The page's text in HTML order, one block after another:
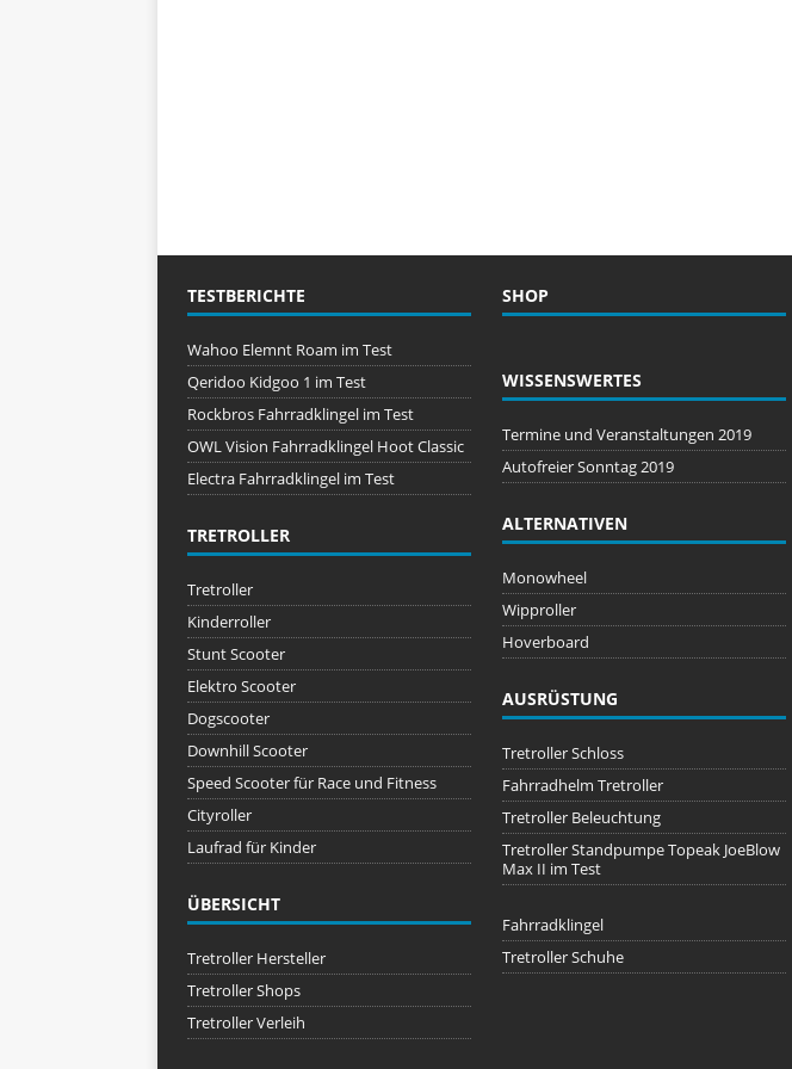
TESTBERICHTE
Wahoo Elemnt Roam im Test
Qeridoo Kidgoo 1 im Test
Rockbros Fahrradklingel im Test
OWL Vision Fahrradklingel Hoot Classic
Electra Fahrradklingel im Test
TRETROLLER
Tretroller
Kinderroller
Stunt Scooter
Elektro Scooter
Dogscooter
Downhill Scooter
Speed Scooter für Race und Fitness
Cityroller
Laufrad für Kinder
ÜBERSICHT
Tretroller Hersteller
Tretroller Shops
Tretroller Verleih
SHOP
WISSENSWERTES
Termine und Veranstaltungen 2019
Autofreier Sonntag 2019
ALTERNATIVEN
Monowheel
Wipproller
Hoverboard
AUSRÜSTUNG
Tretroller Schloss
Fahrradhelm Tretroller
Tretroller Beleuchtung
Tretroller Standpumpe Topeak JoeBlow
Max II im Test
Fahrradklingel
Tretroller Schuhe